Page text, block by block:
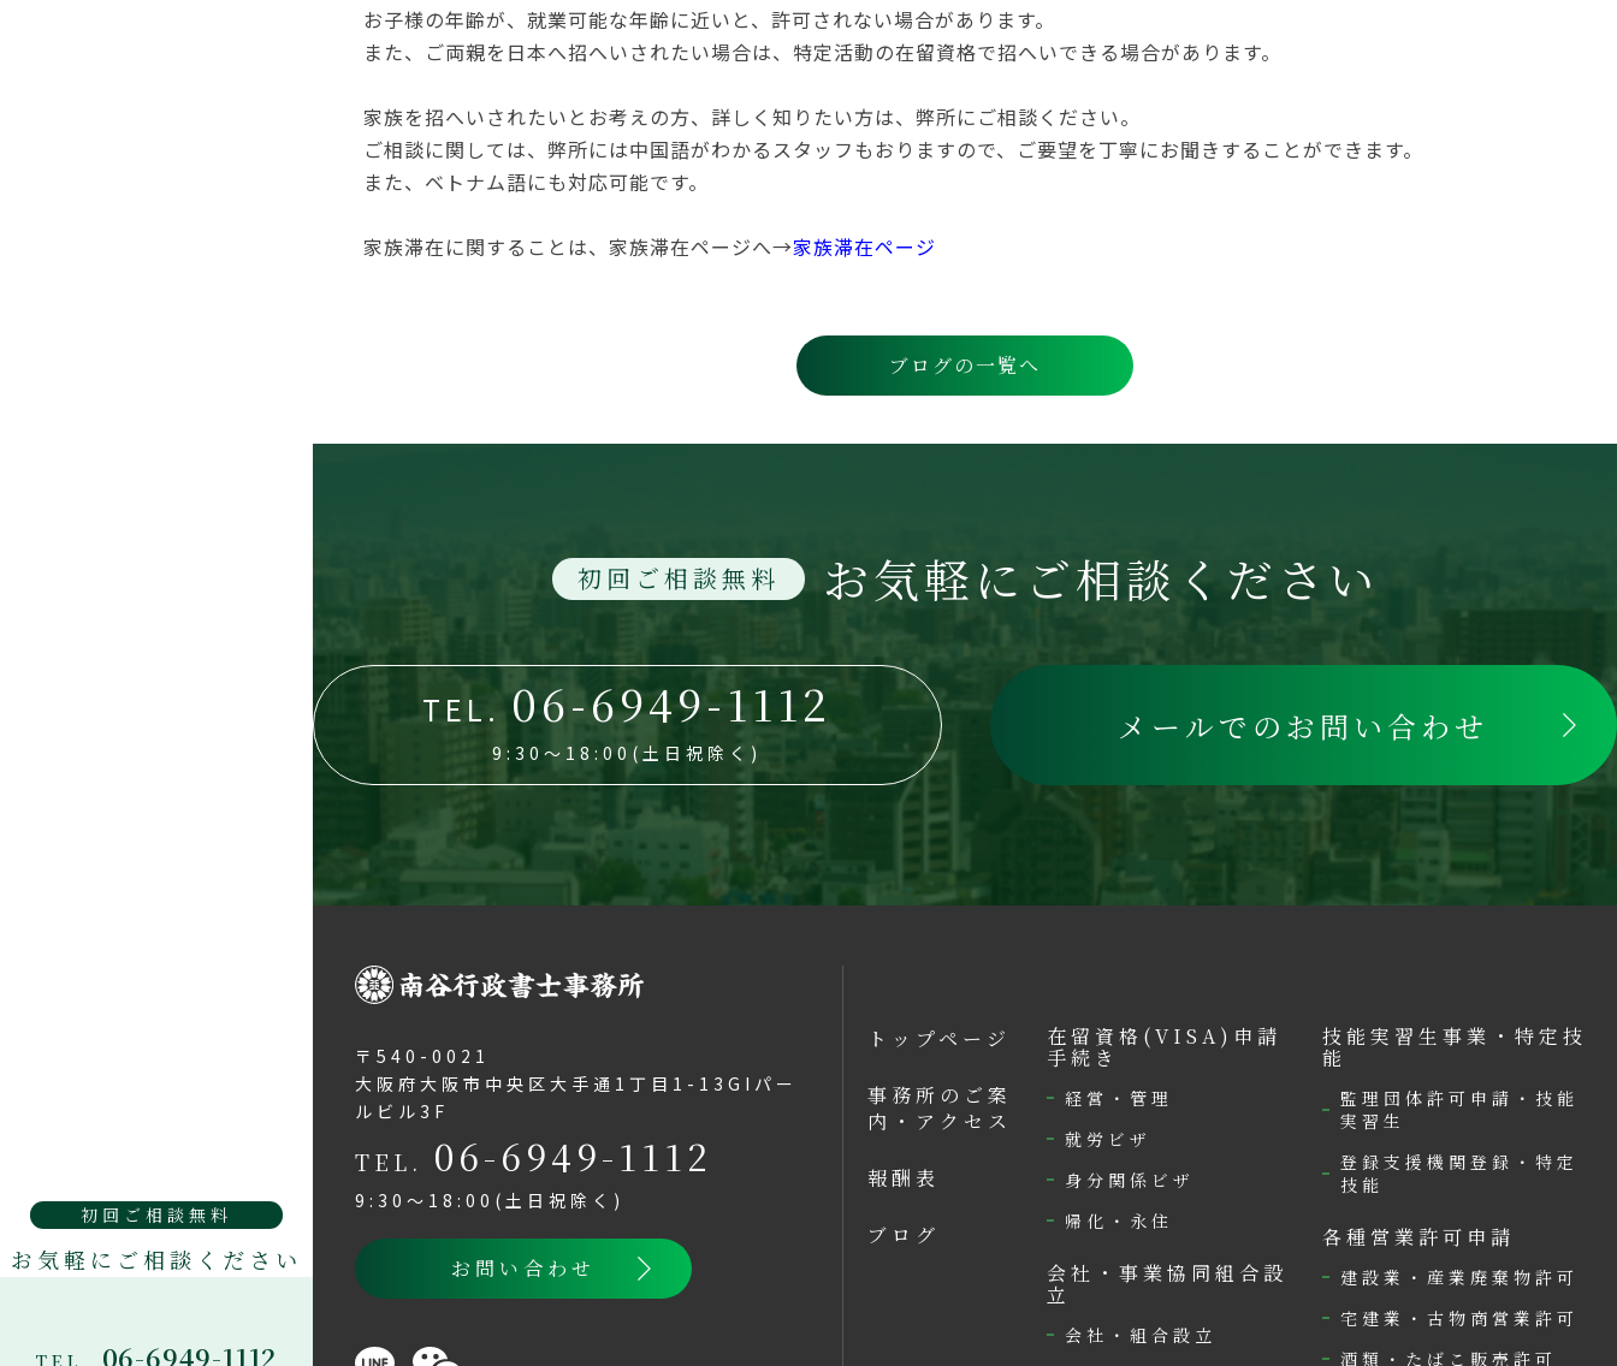
初回ご相談無料
お気軽にご相談ください
06-6949-1112
お子様の年齢が、就業可能な年齢に近いと、許可されない場合があります。
また、ご両親を日本へ招へいされたい場合は、特定活動の在留資格で招へいできる場合があります。
家族を招へいされたいとお考えの方、詳しく知りたい方は、弊所にご相談ください。
ご相談に関しては、弊所には中国語がわかるスタッフもおりますので、ご要望を丁寧にお聞きすることができます。
また、ベトナム語にも対応可能です。
家族滞在に関することは、家族滞在ページへ→家族滞在ページ
ブログの一覧へ
初回ご相談無料 お気軽にご相談ください
TEL. 06-6949-1112
9:30～18:00(土日祝除く)
メールでのお問い合わせ
〒540-0021
大阪府大阪市中央区大手通1丁目1-13GIパー
ルビル3F
TEL. 06-6949-1112
9:30～18:00(土日祝除く)
お問い合わせ
トップページ
事務所のご案
内・アクセス
報酬表
ブログ
在留資格(VISA)申請
手続き
経営・管理
就労ビザ
身分関係ビザ
帰化・永住
会社・事業協同組合設
立
会社・組合設立
技能実習生事業・特定技
能
監理団体許可申請・技能
実習生
登録支援機関登録・特定
技能
各種営業許可申請
建設業・産業廃棄物許可
宅建業・古物商営業許可
酒類・たばこ販売許可